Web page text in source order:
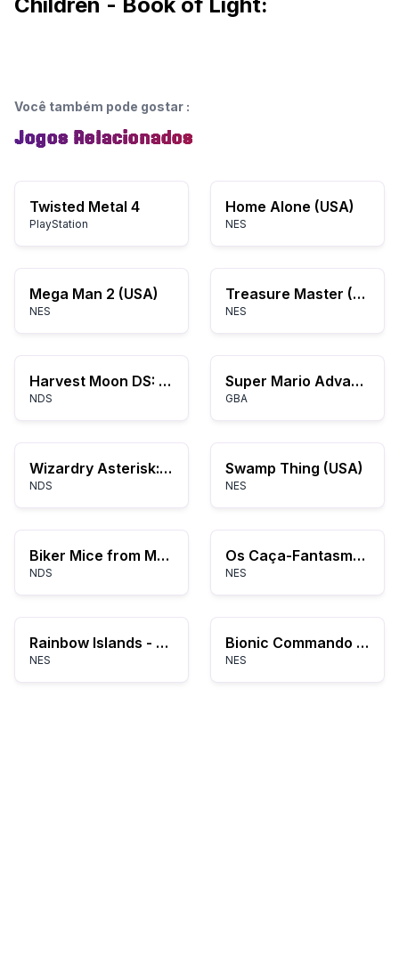
Você também pode gostar :
Jogos Relacionados
Twisted Metal 4
PlayStation
Home Alone (USA)
NES
Mega Man 2 (USA)
NES
Treasure Master (USA)
NES
Harvest Moon DS: Sunshine Islands
NDS
Super Mario Advance 3: Yoshi's Island
GBA
Wizardry Asterisk: Hiiro no Fuuin
NDS
Swamp Thing (USA)
NES
Biker Mice from Mars
NDS
Os Caça-Fantasmas II
NES
Rainbow Islands - The Story of Bubble Bobble 2 (Japan)
NES
Bionic Commando (Europe)
NES